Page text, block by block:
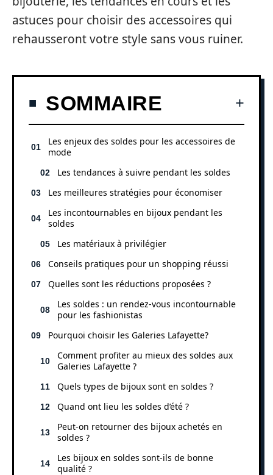
astuces pour choisir des accessoires qui
rehausseront votre style sans vous ruiner.
SOMMAIRE
Les enjeux des soldes pour les accessoires de
mode
Les tendances à suivre pendant les soldes
Les meilleures stratégies pour économiser
Les incontournables en bijoux pendant les
soldes
Les matériaux à privilégier
Conseils pratiques pour un shopping réussi
Quelles sont les réductions proposées ?
Les soldes : un rendez-vous incontournable
pour les fashionistas
Pourquoi choisir les Galeries Lafayette?
Comment profiter au mieux des soldes aux
Galeries Lafayette ?
Quels types de bijoux sont en soldes ?
Quand ont lieu les soldes d’été ?
Peut-on retourner des bijoux achetés en
soldes ?
Les bijoux en soldes sont-ils de bonne
qualité ?